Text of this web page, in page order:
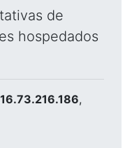
de
hospedados
,